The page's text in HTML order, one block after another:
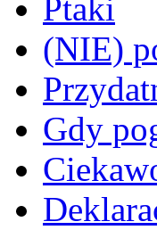
Ptaki
(NIE)
Gdy